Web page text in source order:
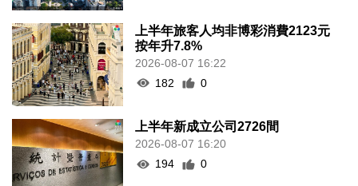
上半年旅客人均非博彩消費2123元
按年升7.8%
2026-08-07 16:22
182
0
上半年新成立公司2726間
2026-08-07 16:20
194
0